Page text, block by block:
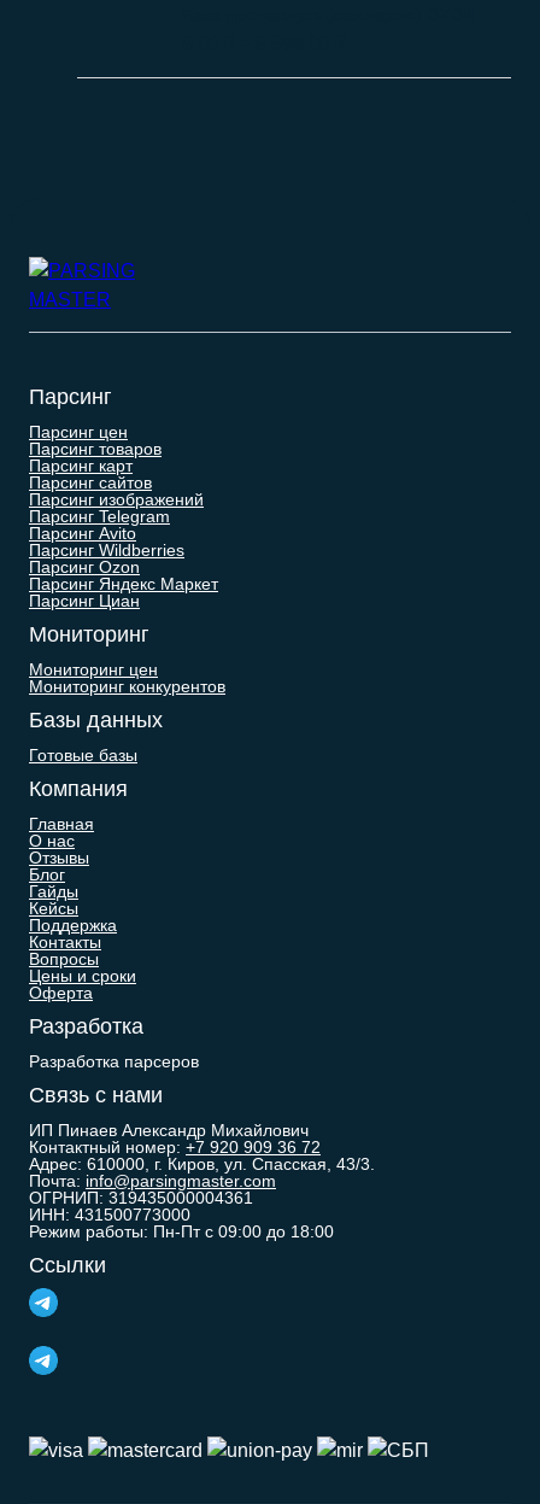
Парсинг
Парсинг цен
Парсинг товаров
Парсинг карт
Парсинг сайтов
Парсинг изображений
Парсинг Telegram
Парсинг Avito
Парсинг Wildberries
Парсинг Ozon
Парсинг Яндекс Маркет
Парсинг Циан
Мониторинг
Мониторинг цен
Мониторинг конкурентов
Базы данных
Готовые базы
Компания
Главная
О нас
Отзывы
Блог
Гайды
Кейсы
Поддержка
Контакты
Вопросы
Цены и сроки
Оферта
Разработка
Разработка парсеров
Связь с нами
ИП Пинаев Александр Михайлович
Контактный номер: +7 920 909 36 72
Адрес: 610000, г. Киров, ул. Спасская, 43/3.
Почта: info@parsingmaster.com
ОГРНИП: 319435000004361
ИНН: 431500773000
Режим работы: Пн-Пт с 09:00 до 18:00
Ссылки